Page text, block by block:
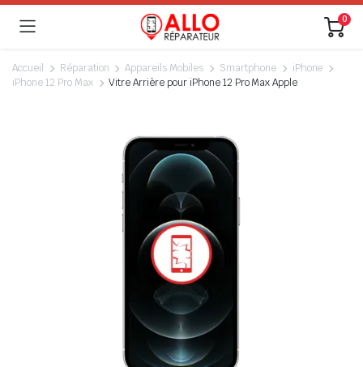
0
Accueil Réparation Appareils Mobiles Smartphone
iPhone
iPhone 12 Pro Max
Vitre Arrière pour iPhone 12 Pro Max Apple